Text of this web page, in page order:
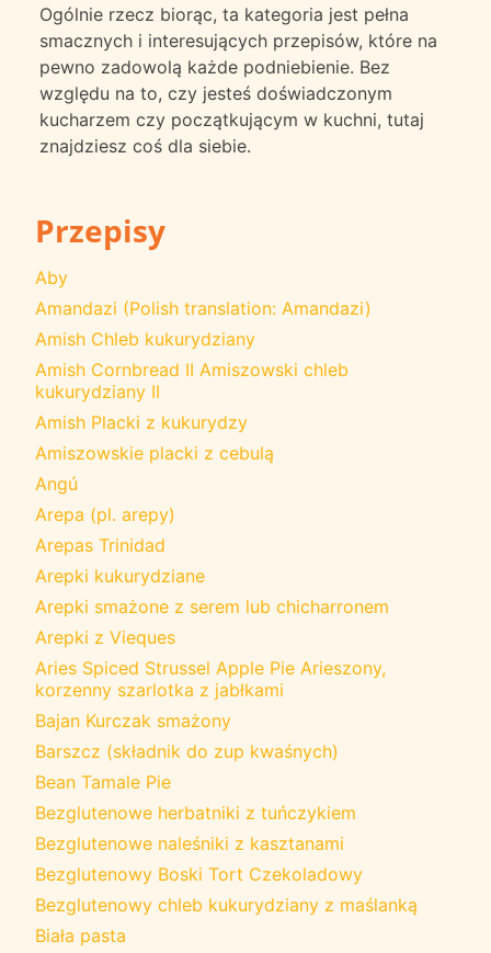
Ogólnie rzecz biorąc, ta kategoria jest pełna
smacznych i interesujących przepisów, które na
pewno zadowolą każde podniebienie. Bez
względu na to, czy jesteś doświadczonym
kucharzem czy początkującym w kuchni, tutaj
znajdziesz coś dla siebie.
Przepisy
Aby
Amandazi (Polish translation: Amandazi)
Amish Chleb kukurydziany
Amish Cornbread II Amiszowski chleb
kukurydziany II
Amish Placki z kukurydzy
Amiszowskie placki z cebulą
Angú
Arepa (pl. arepy)
Arepas Trinidad
Arepki kukurydziane
Arepki smażone z serem lub chicharronem
Arepki z Vieques
Aries Spiced Strussel Apple Pie Arieszony,
korzenny szarlotka z jabłkami
Bajan Kurczak smażony
Barszcz (składnik do zup kwaśnych)
Bean Tamale Pie
Bezglutenowe herbatniki z tuńczykiem
Bezglutenowe naleśniki z kasztanami
Bezglutenowy Boski Tort Czekoladowy
Bezglutenowy chleb kukurydziany z maślanką
Biała pasta